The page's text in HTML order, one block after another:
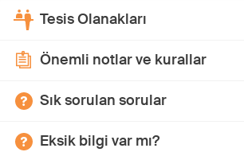
Tesis Olanakları
Önemli notlar ve kurallar
Sık sorulan sorular
Eksik bilgi var mı?